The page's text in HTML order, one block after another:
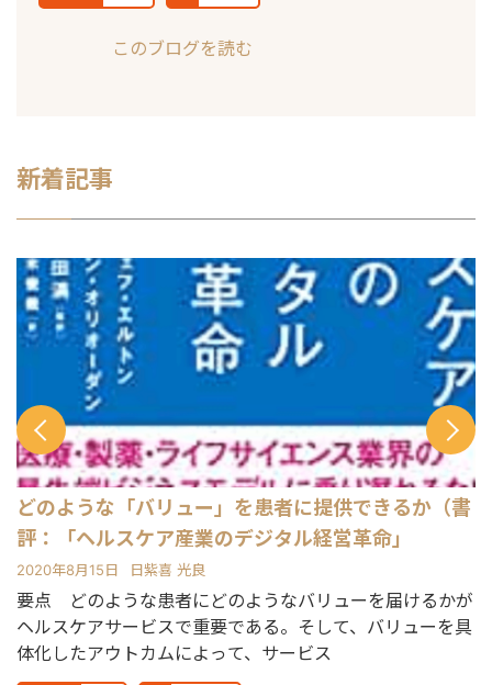
このブログを読む
新着記事
どのような「バリュー」を患者に提供できるか（書
評：「ヘルスケア産業のデジタル経営革命」
2020年8月15日 日紫喜 光良
要点 どのような患者にどのようなバリューを届けるかが
ヘルスケアサービスで重要である。そして、バリューを具
体化したアウトカムによって、サービス